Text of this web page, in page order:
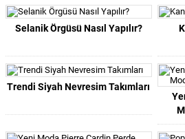
Selanik Örgüsü Nasıl Yapılır?
Trendi Siyah Nevresim Takımları